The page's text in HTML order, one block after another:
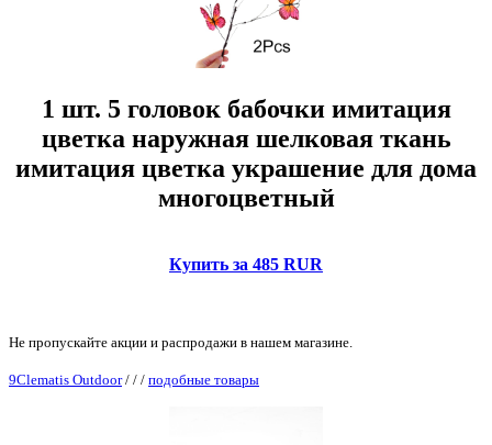
1 шт. 5 головок бабочки имитация
цветка наружная шелковая ткань
имитация цветка украшение для дома
многоцветный
Купить за 485 RUR
Не пропускайте акции и распродажи в нашем магазине.
9Clematis Outdoor/ / / подобные товары